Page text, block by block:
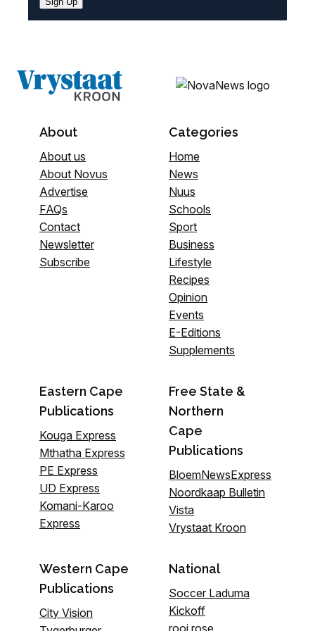
About
About us
About Novus
Advertise
FAQs
Contact
Newsletter
Subscribe
Categories
Home
News
Nuus
Schools
Sport
Business
Lifestyle
Recipes
Opinion
Events
E-Editions
Supplements
Eastern Cape
Publications
Kouga Express
Mthatha Express
PE Express
UD Express
Komani-Karoo
Express
Free State &
Northern
Cape
Publications
BloemNewsExpress
Noordkaap Bulletin
Vista
Vrystaat Kroon
Western Cape
Publications
City Vision
National
Soccer Laduma
Kickoff
rooi rose